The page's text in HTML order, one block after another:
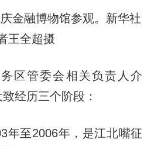
金融博物馆参观。新华社
王全超摄
管委会相关负责人介
经历三个阶段：
至2006年，是江北嘴征